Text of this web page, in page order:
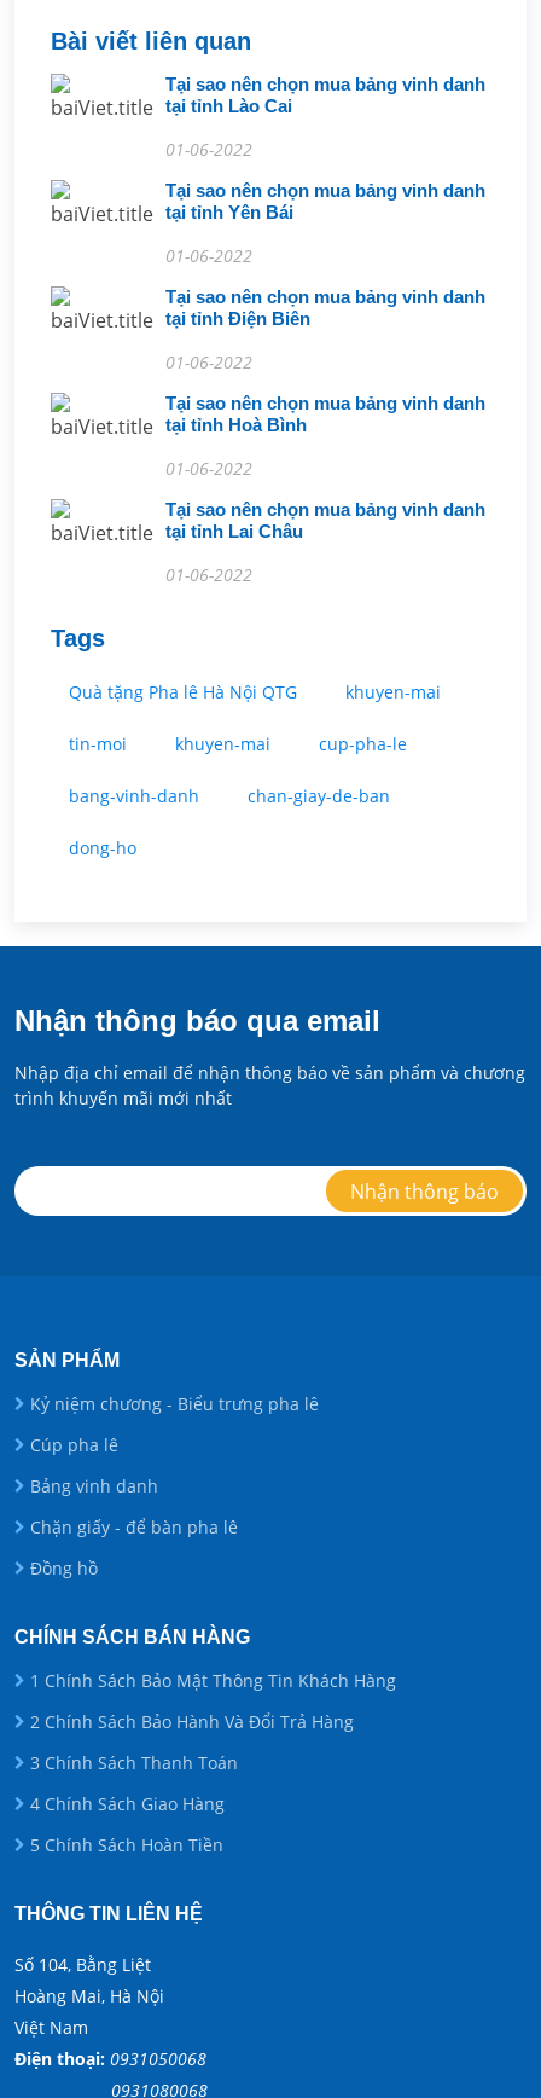
Bài viết liên quan
Tại sao nên chọn mua bảng vinh danh
tại tỉnh Lào Cai
01-06-2022
Tại sao nên chọn mua bảng vinh danh
tại tỉnh Yên Bái
01-06-2022
Tại sao nên chọn mua bảng vinh danh
tại tỉnh Điện Biên
01-06-2022
Tại sao nên chọn mua bảng vinh danh
tại tỉnh Hoà Bình
01-06-2022
Tại sao nên chọn mua bảng vinh danh
tại tỉnh Lai Châu
01-06-2022
Tags
Quà tặng Pha lê Hà Nội QTG khuyen-mai
tin-moi khuyen-mai cup-pha-le
bang-vinh-danh chan-giay-de-ban
dong-ho
Nhận thông báo qua email
Nhập địa chỉ email để nhận thông báo về sản phẩm và chương
trình khuyến mãi mới nhất
SẢN PHẨM
Kỷ niệm chương - Biểu trưng pha lê
Cúp pha lê
Bảng vinh danh
Chặn giấy - để bàn pha lê
Đồng hồ
CHÍNH SÁCH BÁN HÀNG
1 Chính Sách Bảo Mật Thông Tin Khách Hàng
2 Chính Sách Bảo Hành Và Đổi Trả Hàng
3 Chính Sách Thanh Toán
4 Chính Sách Giao Hàng
5 Chính Sách Hoàn Tiền
THÔNG TIN LIÊN HỆ
Số 104, Bằng Liệt
Hoàng Mai, Hà Nội
Việt Nam
Điện thoại: 0931050068
0931080068